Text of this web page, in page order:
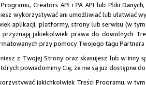
Creators API i PA API lub Pliki
wykorzystywać ani umożliwiać lub ułatwiać
aplikacji, platformy, strony lub serwisu (w
jakiekolwiek prawa do dowolnych
przy pomocy Twojego tagu
z Twojej Strony oraz skasujesz lub w
powiadomimy Cię, że nie są już dostępne
jakichkolwiek Treści Programu, w